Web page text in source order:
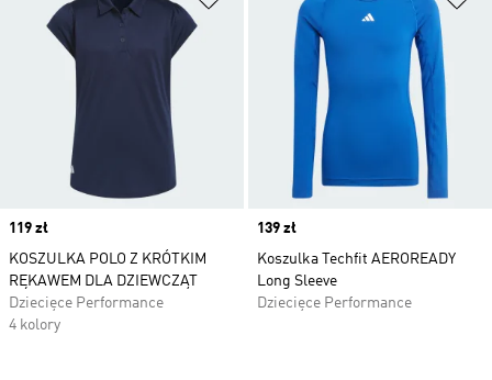
Price
119 zł
KOSZULKA POLO Z KRÓTKIM
RĘKAWEM DLA DZIEWCZĄT
Dziecięce Performance
4 kolory
Price
139 zł
Koszulka Techfit AEROREADY
Long Sleeve
Dziecięce Performance